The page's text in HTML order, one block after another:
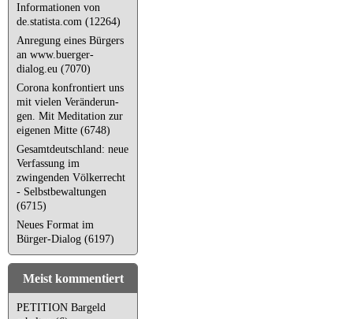
Informationen von
de.statista.com (12264)
Anregung eines Bürgers
an www.buerger-
dialog.eu (7070)
Corona kon­fron­tiert uns
mit vielen Ver­än­de­run­
gen. Mit Meditation zur
eigenen Mitte (6748)
Gesamtdeutschland: neue
Verfassung im
zwingenden Völkerrecht
- Selbstbewaltungen
(6715)
Neues Format im
Bürger-Dialog (6197)
Meist kommentiert
PETITION Bargeld